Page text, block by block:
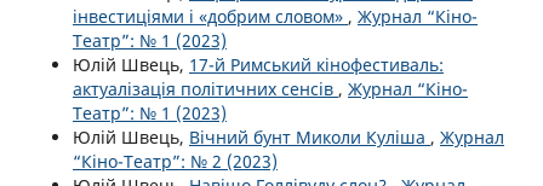
інвестиціями і «добрим словом» , Журнал “Кіно-
Театр”: № 1 (2023)
Юлій Швець, 17-й Римський кінофестиваль:
актуалізація політичних сенсів , Журнал “Кіно-
Театр”: № 1 (2023)
Юлій Швець, Вічний бунт Миколи Куліша , Журнал
“Кіно-Театр”: № 2 (2023)